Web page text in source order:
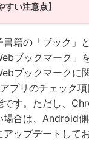
すい注意点】
籍の「ブック」
ブックマーク」
ブックマークに
プリのチェック
す。ただし、
場合は、Android
ップデートして